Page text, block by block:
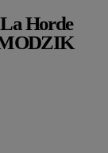
La Horde